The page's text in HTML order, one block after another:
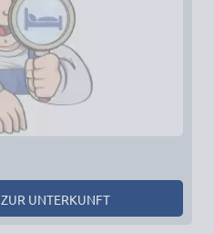
ZUR UNTERKUNFT